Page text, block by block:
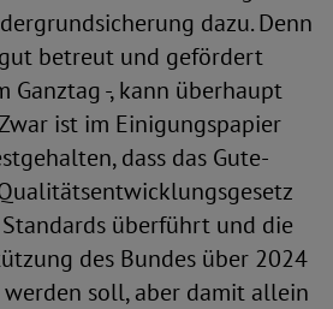
dazu. Denn
betreut und gefördert
Ganztag -, kann überhaupt
ist im Einigungspapier
dass das Gute-
überführt und die
des Bundes über 2024
soll, aber damit allein